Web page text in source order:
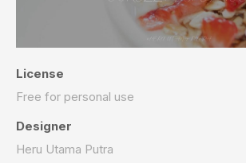
License
Free for personal use
Designer
Heru Utama Putra